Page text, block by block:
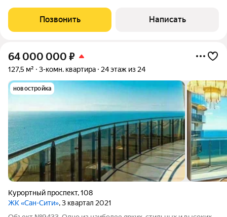
потрясающим видом на море. Ремонт выполнен по
индивидуальному дизайн-проекту, мебель и
Позвонить Написать
64 000 000 ₽
127,5 м² 3-комн. квартира 24 этаж из 24
новостройка
Курортный проспект,108
ЖК «Сан-Сити», 3 квартал 2021